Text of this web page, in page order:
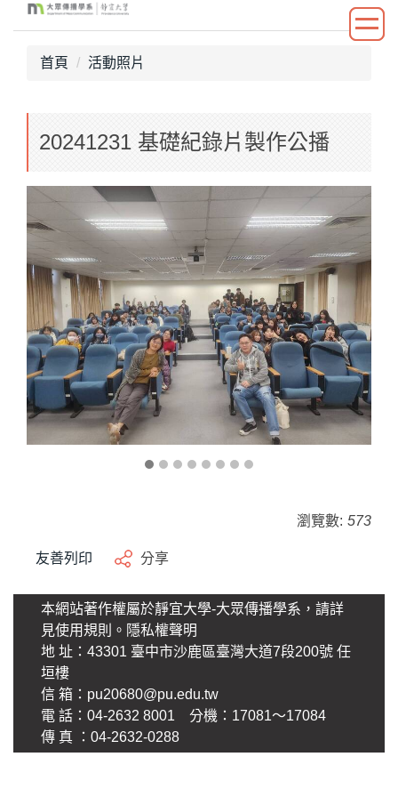
到
首頁 活動照片
20241231 基礎紀錄片製作公播
瀏覽數: 573
友善列印 分享
本網站著作權屬於靜宜大學-大眾傳播學系，請詳
見使用規則。 隱私權聲明
地 址：43301 臺中市沙鹿區臺灣大道7段200號 任
垣樓
信 箱： pu20680@pu.edu.tw
電 話：04-2632 8001 分機：17081～17084
傳 真 ：04-2632-0288